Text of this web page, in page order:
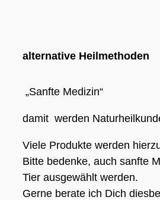
alternative Heilmethoden
„Sanfte Medizin“
damit werden
Viele Produkte werden
Bitte bedenke, auch sanfte
Tier ausgewählt werden.
Gerne berate ich Dich